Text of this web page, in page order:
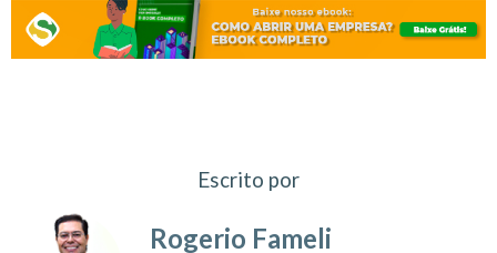
Escrito por
Rogerio Fameli